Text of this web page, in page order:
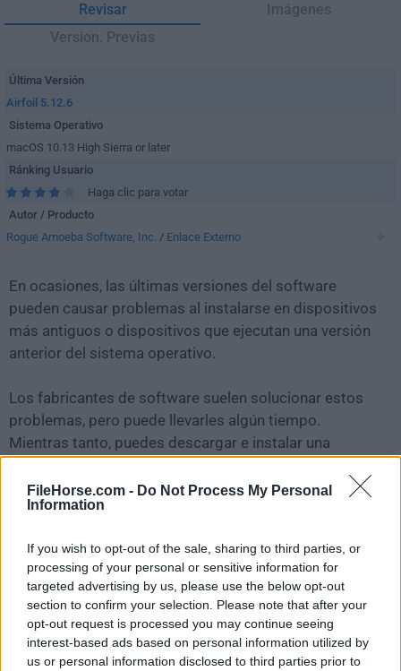
FileHorse.com - Do Not Process My Personal
Information
If you wish to opt-out of the sale, sharing to third parties, or
processing of your personal or sensitive information for
targeted advertising by us, please use the below opt-out
section to confirm your selection. Please note that after your
opt-out request is processed you may continue seeing
interest-based ads based on personal information utilized by
us or personal information disclosed to third parties prior to
Revisar
Imágenes
Version. Previas
Última Versión
Airfoil 5.12.6
Sistema Operativo
macOS 10.13 High Sierra or later
Ránking Usuario
Haga clic para votar
Autor / Producto
Rogue Amoeba Software, Inc. / Enlace Externo
En ocasiones, las últimas versiones del software
pueden causar problemas al instalarse en dispositivos
más antiguos o dispositivos que ejecutan una versión
anterior del sistema operativo.
Los fabricantes de software suelen solucionar estos
problemas, pero puede llevarles algún tiempo.
Mientras tanto, puedes descargar e instalar una
Para aquellos interesados en descargar la versión más
simplemente hazclic aquí.
Todas las versiones antiguas distribuidas en nuestro
sitio web son completamente libres de virus y están
disponibles para su descarga sin costo alguno.